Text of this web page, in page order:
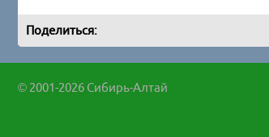
страны, куда
Белокуриха – тот курорт
можно отправляться в
сюда приезжают любители
Белокуриха
из
Поделиться:
© 2001-2026 Сибирь-Алтай